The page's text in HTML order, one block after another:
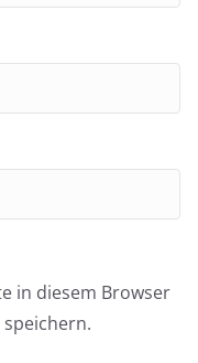
in diesem Browser